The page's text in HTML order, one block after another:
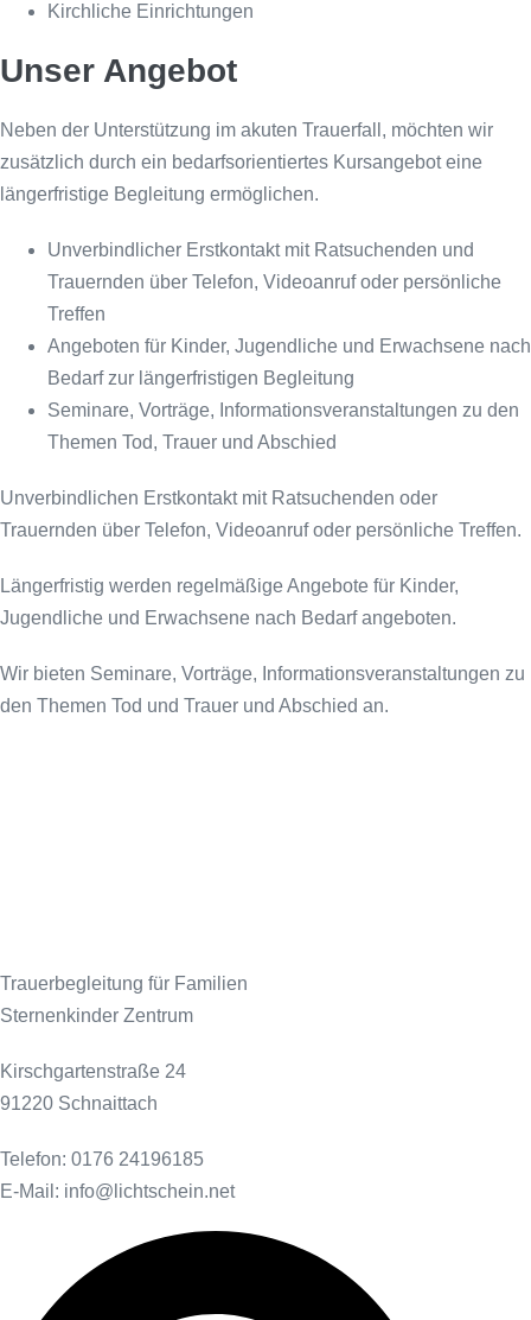
Kirchliche Einrichtungen
Unser Angebot
Neben der Unterstützung im akuten Trauerfall, möchten wir
zusätzlich durch ein bedarfsorientiertes Kursangebot eine
längerfristige Begleitung ermöglichen.
Unverbindlicher Erstkontakt mit Ratsuchenden und
Trauernden über Telefon, Videoanruf oder persönliche
Treffen
Angeboten für Kinder, Jugendliche und Erwachsene nach
Bedarf zur längerfristigen Begleitung
Seminare, Vorträge, Informationsveranstaltungen zu den
Themen Tod, Trauer und Abschied
Unverbindlichen Erstkontakt mit Ratsuchenden oder
Trauernden über Telefon, Videoanruf oder persönliche Treffen.
Längerfristig werden regelmäßige Angebote für Kinder,
Jugendliche und Erwachsene nach Bedarf angeboten.
Wir bieten Seminare, Vorträge, Informationsveranstaltungen zu
den Themen Tod und Trauer und Abschied an.
Trauerbegleitung für Familien
Sternenkinder Zentrum
Kirschgartenstraße 24
91220 Schnaittach
Telefon: 0176 24196185
E-Mail: info@lichtschein.net